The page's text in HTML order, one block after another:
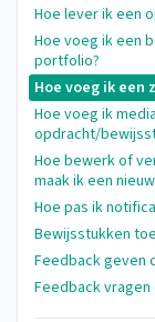
Hoe lever ik een
Hoe voeg ik een
portfolio?
Hoe voeg ik
Hoe voeg ik
opdracht/
Hoe bewerk of
maak ik een
Hoe pas ik
Bewijsstukken
Feedback geven
Feedback